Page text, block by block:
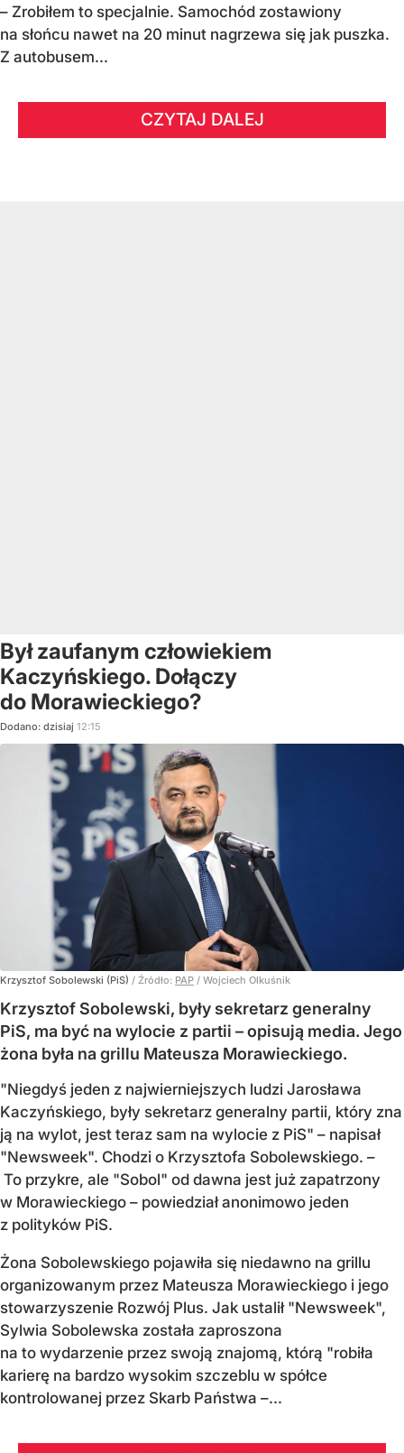
– Zrobiłem to specjalnie. Samochód zostawiony
na słońcu nawet na 20 minut nagrzewa się jak puszka.
Z autobusem...
CZYTAJ DALEJ
Był zaufanym człowiekiem
Kaczyńskiego. Dołączy
do Morawieckiego?
Dodano: dzisiaj 12:15
Krzysztof Sobolewski (PiS) / Źródło: PAP / Wojciech Olkuśnik
Krzysztof Sobolewski, były sekretarz generalny
PiS, ma być na wylocie z partii – opisują media. Jego
żona była na grillu Mateusza Morawieckiego.
"Niegdyś jeden z najwierniejszych ludzi Jarosława
Kaczyńskiego, były sekretarz generalny partii, który zna
ją na wylot, jest teraz sam na wylocie z PiS" – napisał
"Newsweek". Chodzi o Krzysztofa Sobolewskiego. –
To przykre, ale "Sobol" od dawna jest już zapatrzony
w Morawieckiego – powiedział anonimowo jeden
z polityków PiS.
Żona Sobolewskiego pojawiła się niedawno na grillu
organizowanym przez Mateusza Morawieckiego i jego
stowarzyszenie Rozwój Plus. Jak ustalił "Newsweek",
Sylwia Sobolewska została zaproszona
na to wydarzenie przez swoją znajomą, którą "robiła
karierę na bardzo wysokim szczeblu w spółce
kontrolowanej przez Skarb Państwa –...